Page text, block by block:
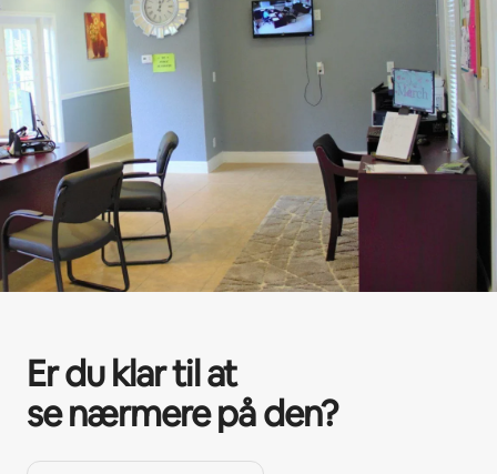
Er du klar til at
se nærmere på den?